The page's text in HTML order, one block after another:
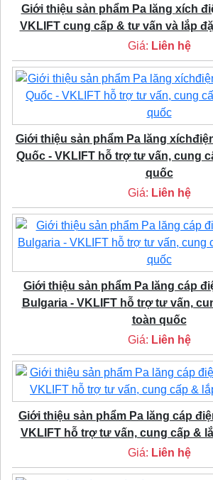
Giới thiệu sản phẩm Pa lăng xích
VKLIFT cung cấp & tư vấn và lắp
Giá: Liên hệ
Giới thiệu sản phẩm Pa lăng
Quốc - VKLIFT hỗ trợ tư vấn, cung
quốc
Giá: Liên hệ
Giới thiệu sản phẩm Pa lăng cáp
Bulgaria - VKLIFT hỗ trợ tư vấn,
toàn quốc
Giá: Liên hệ
Giới thiệu sản phẩm Pa lăng cáp
VKLIFT hỗ trợ tư vấn, cung cấp &
Giá: Liên hệ